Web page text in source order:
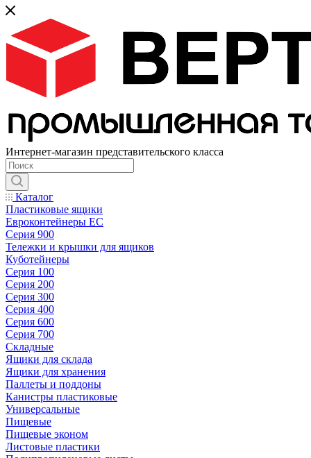
Интернет-магазин представительского класса
Каталог
Пластиковые ящики
Евроконтейнеры ЕС
Серия 900
Тележки и крышки для ящиков
Куботейнеры
Серия 100
Серия 200
Серия 300
Серия 400
Серия 600
Серия 700
Складные
Ящики для склада
Ящики для хранения
Паллеты и поддоны
Канистры пластиковые
Универсальные
Пищевые
Пищевые эконом
Листовые пластики